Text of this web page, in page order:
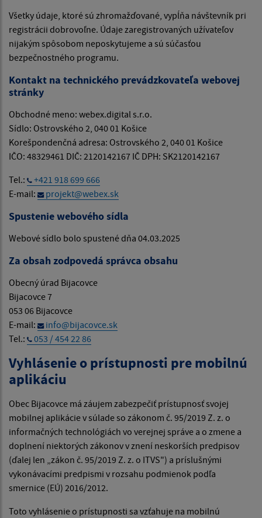
Všetky údaje, ktoré sú zhromažďované, vypĺňa návštevník pri
registrácii dobrovoľne. Údaje zaregistrovaných užívateľov
nijakým spôsobom neposkytujeme a sú súčasťou
bezpečnostného programu.
Kontakt na technického prevádzkovateľa webovej
stránky
Obchodné meno: webex.digital s.r.o.
Sídlo: Ostrovského 2, 040 01 Košice
Korešpondenčná adresa: Ostrovského 2, 040 01 Košice
IČO: 48329461 DIČ: 2120142167 IČ DPH: SK2120142167
Tel.:
+421 918 699 666
E-mail:
projekt@webex.sk
Spustenie webového sídla
Webové sídlo bolo spustené dňa 04.03.2025
Za obsah zodpovedá správca obsahu
Obecný úrad Bijacovce
Bijacovce 7
053 06 Bijacovce
E-mail:
info@bijacovce.sk
Tel.:
053 / 454 22 86
Vyhlásenie o prístupnosti pre mobilnú
aplikáciu
Obec Bijacovce má záujem zabezpečiť prístupnosť svojej
mobilnej aplikácie v súlade so zákonom č. 95/2019 Z. z. o
informačných technológiách vo verejnej správe a o zmene a
doplnení niektorých zákonov v znení neskorších predpisov
(ďalej len „zákon č. 95/2019 Z. z. o ITVS") a príslušnými
vykonávacími predpismi v rozsahu podmienok podľa
smernice (EÚ) 2016/2012.
Toto vyhlásenie o prístupnosti sa vzťahuje na mobilnú